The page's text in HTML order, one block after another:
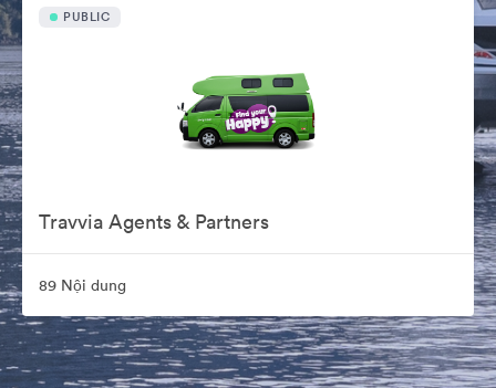
PUBLIC
Travvia Agents & Partners
89 Nội dung